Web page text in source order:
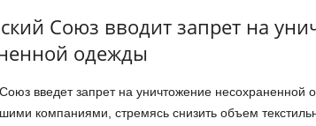
Союз вводит запрет на
одежды
введет запрет на уничтожение несохраненной
компаниями, стремясь снизить объем